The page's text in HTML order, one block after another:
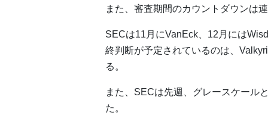
また、審査期間のカウントダウンは
SECは11月にVanEck、12月には
終判断が予定されているのは、
る。
また、SECは先週、グレースケール
た。